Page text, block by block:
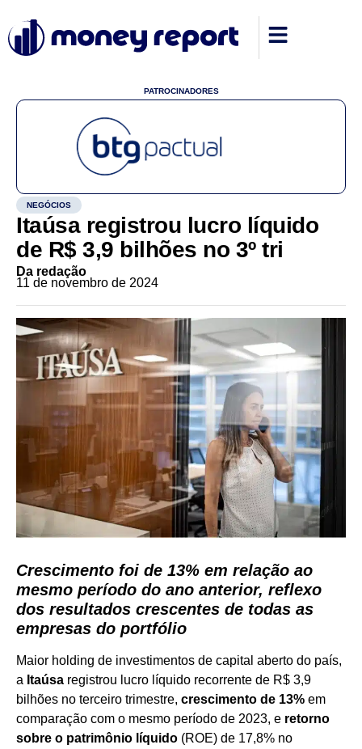
PATROCINADORES
NEGÓCIOS
Itaúsa registrou lucro líquido
de R$ 3,9 bilhões no 3º tri
Da redação
11 de novembro de 2024
Crescimento foi de 13% em relação ao
mesmo período do ano anterior, reflexo
dos resultados crescentes de todas as
empresas do portfólio
Maior holding de investimentos de capital aberto do país,
a Itaúsa registrou lucro líquido recorrente de R$ 3,9
bilhões no terceiro trimestre, crescimento de 13% em
comparação com o mesmo período de 2023, e retorno
sobre o patrimônio líquido (ROE) de 17,8% no